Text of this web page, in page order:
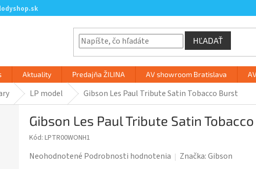
HĽADAŤ
Aktuality Predajňa ŽILINA AV showroom Bratislava
LP model Gibson Les Paul Tribute Satin Tobacco Burst
Gibson Les Paul Tribute Satin
Kód: LPTR00WONH1
Priemerné
Neohodnotené Podrobnosti hodnotenia Značka:Gibson